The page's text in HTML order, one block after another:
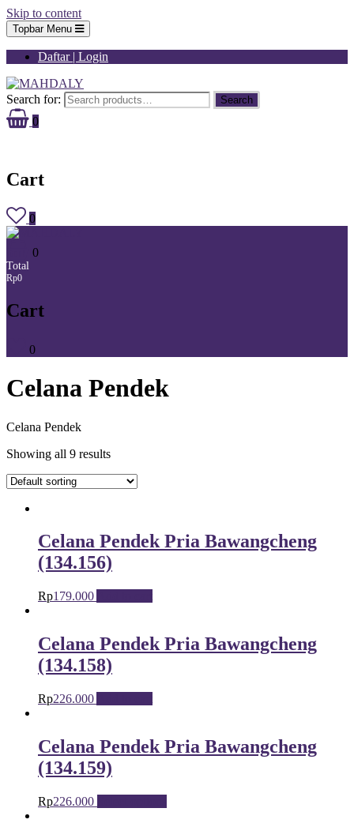
Skip to content
Topbar Menu
Daftar | Login
Search for: Search
0
Cart
0
0
Total
Rp0
Cart
0
Celana Pendek
Celana Pendek
Showing all 9 results
Celana Pendek Pria Bawangcheng
(134.156)
Rp179.000
Celana Pendek Pria Bawangcheng
(134.158)
Rp226.000
Celana Pendek Pria Bawangcheng
(134.159)
Rp226.000